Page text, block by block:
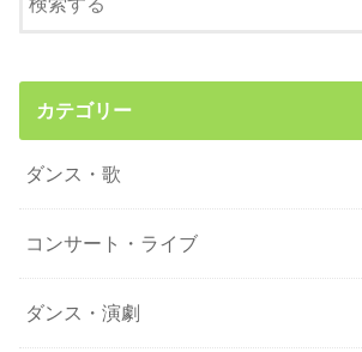
カテゴリー
ダンス・歌
コンサート・ライブ
ダンス・演劇